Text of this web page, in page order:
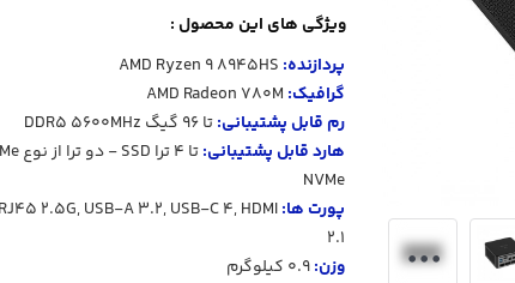
ویژگی های این محصول :
پردازنده: AMD Ryzen 9 8945HS
گرافیک: AMD Radeon 780M
رم قابل پشتیبانی:تا 96 گیگ DDR5 5600MHz
هارد قابل پشتیبانی:
NVMe
پورت ها: 2.5G, USB-A 3.2, USB-C 4, HDMI
2.1
وزن: 0.9 کیلوگرم